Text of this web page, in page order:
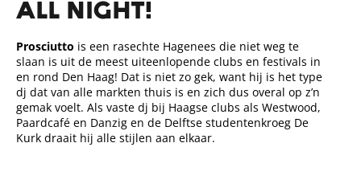
all night!
Prosciutto is een rasechte Hagenees die niet weg te
slaan is uit de meest uiteenlopende clubs en festivals in
en rond Den Haag! Dat is niet zo gek, want hij is het type
dj dat van alle markten thuis is en zich dus overal op z’n
gemak voelt. Als vaste dj bij Haagse clubs als Westwood,
Paardcafé en Danzig en de Delftse studentenkroeg De
Kurk draait hij alle stijlen aan elkaar.